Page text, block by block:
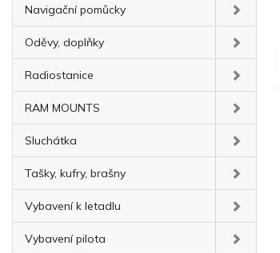
Navigační pomůcky
Oděvy, doplňky
Radiostanice
RAM MOUNTS
Sluchátka
Tašky, kufry, brašny
Vybavení k letadlu
Vybavení pilota